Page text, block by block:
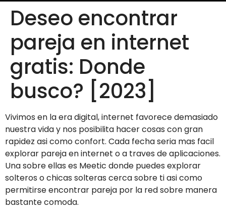
Deseo encontrar
pareja en internet
gratis: Donde
busco? [2023]
Vivimos en la era digital, internet favorece demasiado
nuestra vida y nos posibilita hacer cosas con gran
rapidez asi­ como confort. Cada fecha seri­a mas facil
explorar pareja en internet o a traves de aplicaciones.
Una sobre ellas es Meetic donde puedes explorar
solteros o chicas solteras cerca sobre ti asi­ como
permitirse encontrar pareja por la red sobre manera
bastante comoda.